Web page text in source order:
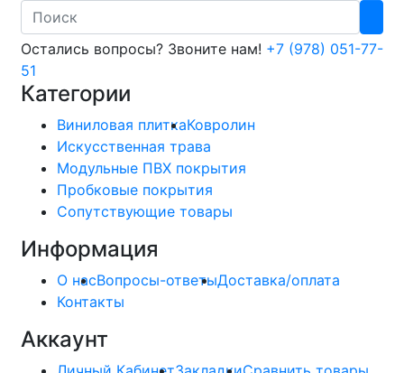
Search
Остались вопросы? Звоните нам! +7 (978) 051-77-
51
Категории
Виниловая плиткаКовролин
Искусственная трава
Модульные ПВХ покрытия
Пробковые покрытия
Сопутствующие товары
Информация
О насВопросы-ответыДоставка/оплата
Контакты
Аккаунт